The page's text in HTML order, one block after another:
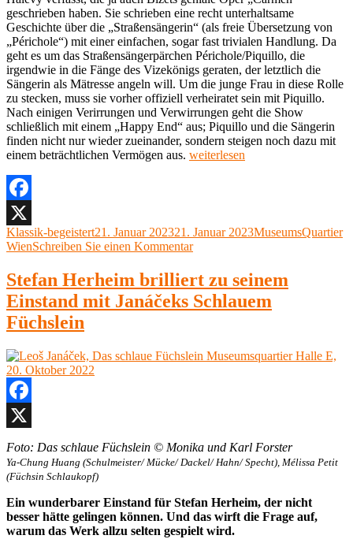
geschrieben haben. Sie schrieben eine recht unterhaltsame
Geschichte über die „Straßensängerin“ (als freie Übersetzung von
„Périchole“) mit einer einfachen, sogar fast trivialen Handlung. Da
geht es um das Straßensängerpärchen Périchole/Piquillo, die
irgendwie in die Fänge des Vizekönigs geraten, der letztlich die
Sängerin als Mätresse angeln will. Um die junge Frau in diese Rolle
zu stecken, muss sie vorher offiziell verheiratet sein mit Piquillo.
Nach einigen Verirrungen und Verwirrungen geht die Show
schließlich mit einem „Happy End“ aus; Piquillo und die Sängerin
finden nicht nur wieder zueinander, sondern steigen noch dazu mit
einem beträchtlichen Vermögen aus. „Jaques
Halle
E,
20.
2023“
weiterlesen
Facebook
X
Autor
Klassik-begeistertVeröffentlicht
am
21. Januar 202321. Januar 2023Kategorien
MuseumsQuartier
WienSchreiben Sie einen Kommentarzu
Offenbach,
La
Périchole
20.
Stefan Herheim brilliert zu seinem
Einstand mit Janáčeks Schlauem
Füchslein
Facebook
X
Foto: Das schlaue Füchslein © Monika und Karl Forster
Ya-Chung Huang (Schulmeister/ Mücke/ Dackel/ Hahn/ Specht), Mélissa Petit
(Füchsin Schlaukopf)
Ein wunderbarer Einstand für Stefan Herheim, der nicht
besser hätte gelingen können. Und das wirft die Frage auf,
warum das Werk allzu selten gespielt wird.